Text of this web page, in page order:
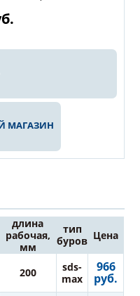
МАГАЗИН
длина
рабочая,
мм
тип
буров Цена
200
sds-
max
966
руб.